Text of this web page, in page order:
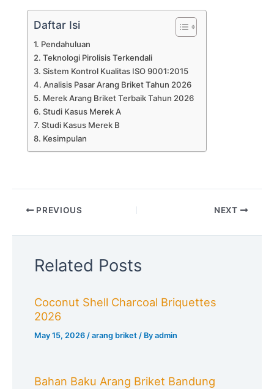
Daftar Isi
Pendahuluan
Teknologi Pirolisis Terkendali
Sistem Kontrol Kualitas ISO 9001:2015
Analisis Pasar Arang Briket Tahun 2026
Merek Arang Briket Terbaik Tahun 2026
Studi Kasus Merek A
Studi Kasus Merek B
Kesimpulan
PREVIOUS NEXT
Related Posts
Coconut Shell Charcoal Briquettes
2026
May 15, 2026/arang briket / Byadmin
Bahan Baku Arang Briket Bandung